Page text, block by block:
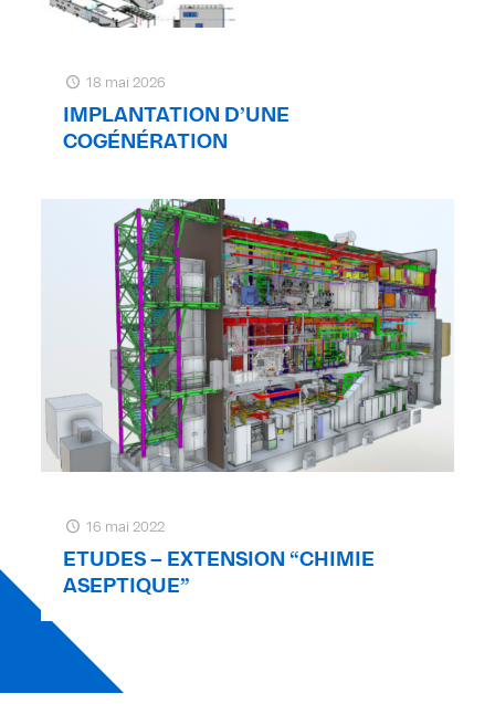
18 mai 2026
IMPLANTATION D’UNE
COGÉNÉRATION
16 mai 2022
ETUDES – EXTENSION “CHIMIE
ASEPTIQUE”